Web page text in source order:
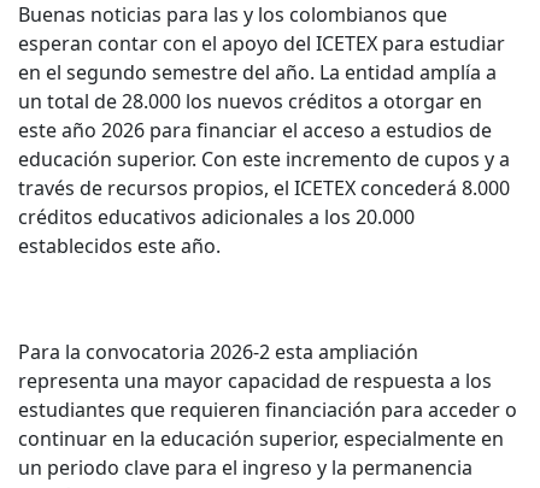
Buenas noticias para las y los colombianos que
esperan contar con el apoyo del ICETEX para estudiar
en el segundo semestre del año. La entidad amplía a
un total de 28.000 los nuevos créditos a otorgar en
este año 2026 para financiar el acceso a estudios de
educación superior. Con este incremento de cupos y a
través de recursos propios, el ICETEX concederá 8.000
créditos educativos adicionales a los 20.000
establecidos este año.
Para la convocatoria 2026-2 esta ampliación
representa una mayor capacidad de respuesta a los
estudiantes que requieren financiación para acceder o
continuar en la educación superior, especialmente en
un periodo clave para el ingreso y la permanencia